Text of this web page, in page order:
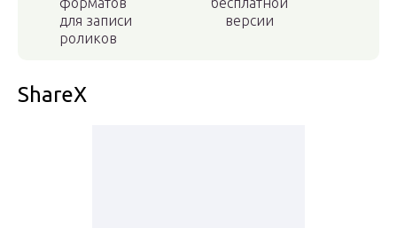
для записи
роликов
версии
ShareX